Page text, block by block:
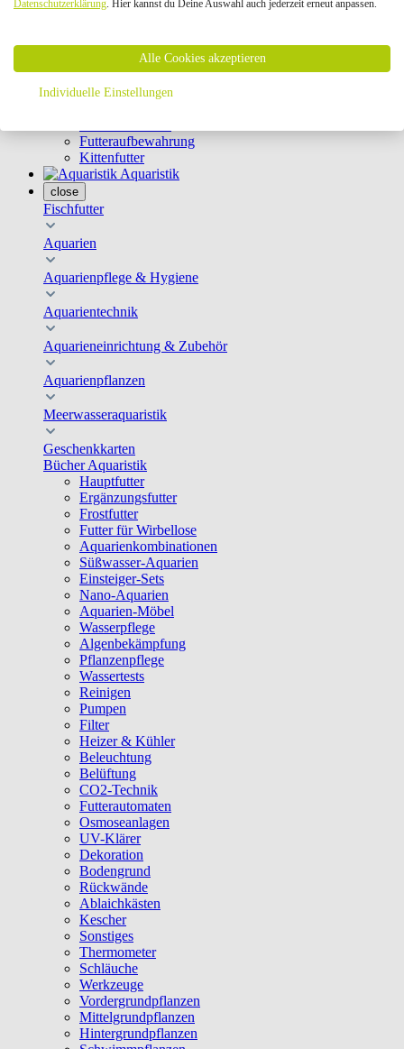
Geschirre & Leinen
Schutznetze
Kippfensterschutz
Katzenkameras
Futternäpfe
Futteraufbewahrung
Kittenfutter
Aquaristik
close
Fischfutter
Aquarien
Aquarienpflege & Hygiene
Aquarientechnik
Aquarieneinrichtung & Zubehör
Aquarienpflanzen
Meerwasseraquaristik
Geschenkkarten
Bücher Aquaristik
Hauptfutter
Ergänzungsfutter
Frostfutter
Futter für Wirbellose
Aquarienkombinationen
Süßwasser-Aquarien
Einsteiger-Sets
Nano-Aquarien
Aquarien-Möbel
Wasserpflege
Algenbekämpfung
Pflanzenpflege
Wassertests
Reinigen
Pumpen
Filter
Heizer & Kühler
Beleuchtung
Belüftung
CO2-Technik
Futterautomaten
Osmoseanlagen
UV-Klärer
Dekoration
Bodengrund
Rückwände
Ablaichkästen
Kescher
Sonstiges
Thermometer
Schläuche
Werkzeuge
Vordergrundpflanzen
Mittelgrundpflanzen
Hintergrundpflanzen
Datenschutzerklärung. Hier kannst du Deine Auswahl auch jederzeit erneut anpassen.
Alle Cookies akzeptieren
Individuelle Einstellungen